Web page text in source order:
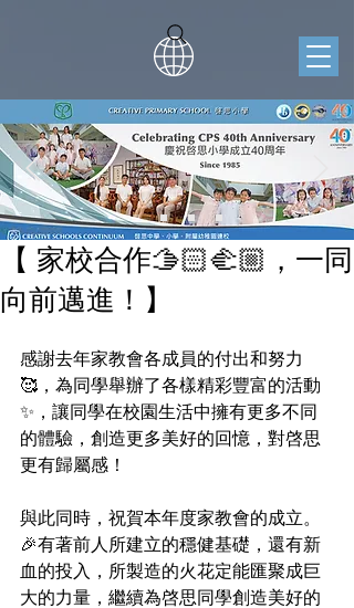
【 家校合作🫱🏻‍🫲🏼，一同
向前邁進！】
感謝去年家教會各成員的付出和努力
🥰，為同學舉辦了各樣精彩豐富的活動
✨，讓同學在校園生活中擁有更多不同
的體驗，創造更多美好的回憶，對啓思
更有歸屬感！
與此同時，祝賀本年度家教會的成立。
🎉有著前人所建立的穩健基礎，還有新
血的投入，所製造的火花定能匯聚成巨
大的力量，繼續為啓思同學創造美好的